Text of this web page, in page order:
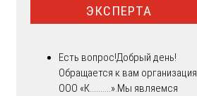
ЭКСПЕРТА
Есть вопрос!Добрый день!
Обращается к вам организация
ООО «К..........».Мы являемся